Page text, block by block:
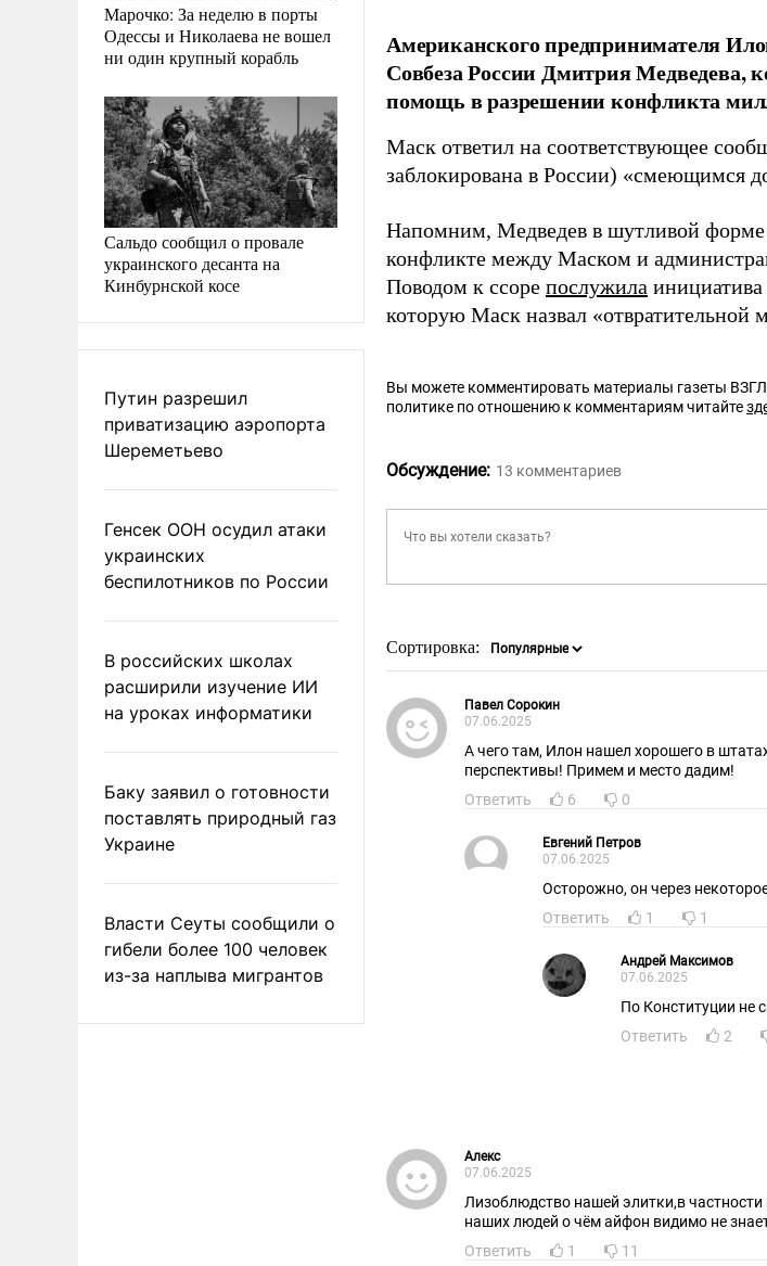
Марочко: За неделю в порты
Одессы и Николаева не вошел
ни один крупный корабль
Сальдо сообщил о провале
украинского десанта на
Кинбурнской косе
Путин разрешил
приватизацию аэропорта
Шереметьево
Генсек ООН осудил атаки
украинских
беспилотников по России
В российских школах
расширили изучение ИИ
на уроках информатики
Баку заявил о готовности
поставлять природный газ
Украине
Власти Сеуты сообщили о
гибели более 100 человек
из-за наплыва мигрантов
Американского предпринимателя
Совбеза России Дмитрия Медведева,
помощь в разрешении конфликта
Маск ответил на соответствующее
заблокирована в России) «смеющимся
Напомним, Медведев в шутливой форме
конфликте между Маском и
Поводом к ссоре послужила
которую Маск назвал «отвратительной
Вы можете комментировать материалы газеты
политике по отношению к комментариям читайте
Обсуждение: 13 комментариев
Сортировка:
Павел Сорокин
07.06.2025
А чего там, Илон нашел хорошего в
перспективы! Примем и место дадим!
Ответить
6 0
Евгений Петров
07.06.2025
Осторожно, он через
Ответить
1 1
Андрей Максимов
07.06.2025
По Конституции не
Ответить
2
Алекс
07.06.2025
Лизоблюдство нашей элитки,в
наших людей о чём айфон видимо не
Ответить
1 11